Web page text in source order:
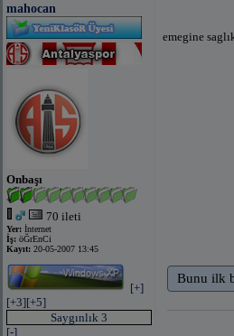
mahocan
Onbaşı
70 ileti
Yer: İnternet
İş: öĞrEnCi
Kayıt: 20-05-2007 13:45
[+]
[+3][+5]
Saygınlık 3
[-]
emegine
Bunu ilk